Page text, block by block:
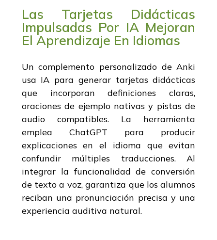
Las Tarjetas Didácticas
Impulsadas Por IA Mejoran
El Aprendizaje En Idiomas
Un complemento personalizado de Anki
usa IA para generar tarjetas didácticas
que incorporan definiciones claras,
oraciones de ejemplo nativas y pistas de
audio compatibles. La herramienta
emplea ChatGPT para producir
explicaciones en el idioma que evitan
confundir múltiples traducciones. Al
integrar la funcionalidad de conversión
de texto a voz, garantiza que los alumnos
reciban una pronunciación precisa y una
experiencia auditiva natural.